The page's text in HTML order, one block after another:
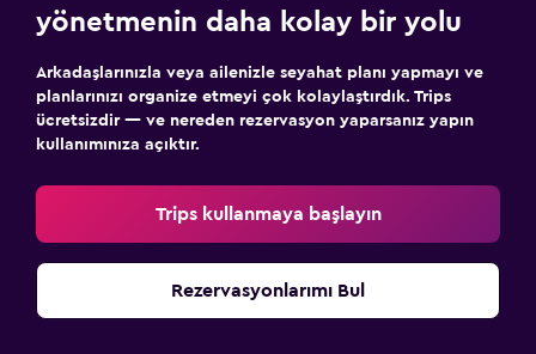
yönetmenin daha kolay bir yolu
Arkadaşlarınızla veya ailenizle seyahat planı yapmayı ve
planlarınızı organize etmeyi çok kolaylaştırdık. Trips
ücretsizdir — ve nereden rezervasyon yaparsanız yapın
kullanımınıza açıktır.
Trips kullanmaya başlayın
Rezervasyonlarımı Bul